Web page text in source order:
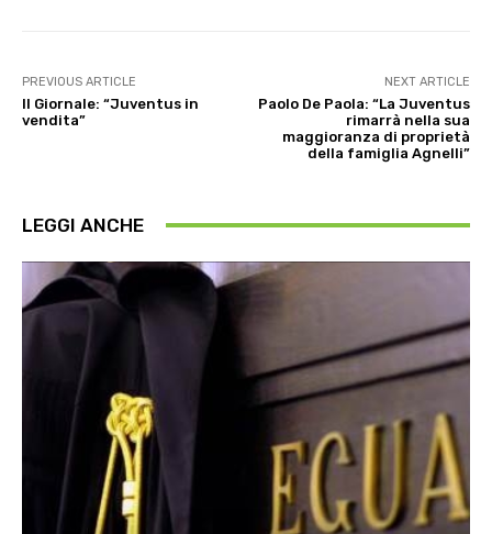
PREVIOUS ARTICLE
Il Giornale: “Juventus in
vendita”
NEXT ARTICLE
Paolo De Paola: “La Juventus
rimarrà nella sua
maggioranza di proprietà
della famiglia Agnelli”
LEGGI ANCHE